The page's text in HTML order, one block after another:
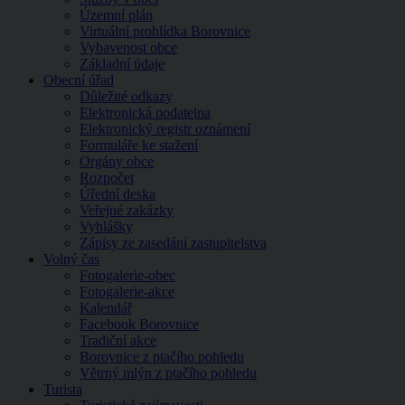
Územní plán
Virtuální prohlídka Borovnice
Vybavenost obce
Základní údaje
Obecní úřad
Důležité odkazy
Elektronická podatelna
Elektronický registr oznámení
Formuláře ke stažení
Orgány obce
Rozpočet
Úřední deska
Veřejné zakázky
Vyhlášky
Zápisy ze zasedání zastupitelstva
Volný čas
Fotogalerie-obec
Fotogalerie-akce
Kalendář
Facebook Borovnice
Tradiční akce
Borovnice z ptačího pohledu
Větrný mlýn z ptačího pohledu
Turista